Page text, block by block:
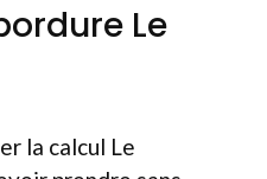
Le
la calcul Le